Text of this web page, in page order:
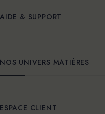
AIDE & SUPPORT
NOS UNIVERS MATIÈRES
ESPACE CLIENT